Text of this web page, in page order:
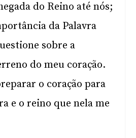
do Reino até nós;
da Palavra
sobre a
do meu coração.
o coração para
e o reino que nela me